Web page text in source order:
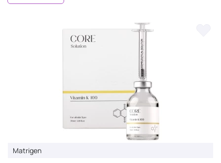
Matrigen